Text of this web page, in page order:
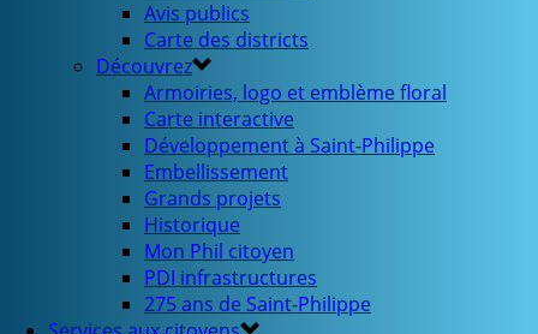
Avis publics
Carte des districts
Découvrez
Armoiries, logo et emblème floral
Carte interactive
Développement à Saint-Philippe
Embellissement
Grands projets
Historique
Mon Phil citoyen
PDI infrastructures
275 ans de Saint-Philippe